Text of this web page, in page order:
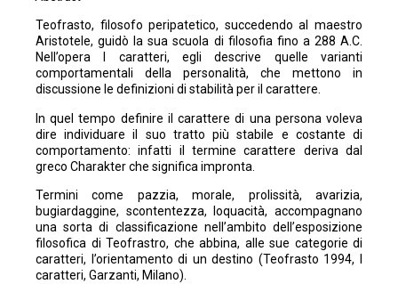
Teofrasto, filosofo peripatetico, succedendo al maestro
Aristotele, guidò la sua scuola di filosofia fino a 288 A.C.
Nell’opera I caratteri, egli descrive quelle varianti
comportamentali della personalità, che mettono in
discussione le definizioni di stabilità per il carattere.
In quel tempo definire il carattere di una persona voleva
dire individuare il suo tratto più stabile e costante di
comportamento: infatti il termine carattere deriva dal
greco Charakter che significa impronta.
Termini come pazzia, morale, prolissità, avarizia,
bugiardaggine, scontentezza, loquacità, accompagnano
una sorta di classificazione nell’ambito dell’esposizione
filosofica di Teofrastro, che abbina, alle sue categorie di
caratteri, l’orientamento di un destino (Teofrasto 1994, I
caratteri, Garzanti, Milano).